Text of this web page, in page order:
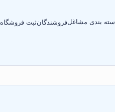
بندی مشاغلفروشندگانثبت فروشگاه